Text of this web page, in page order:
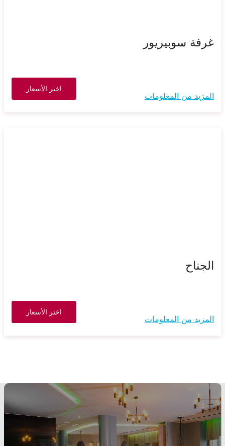
غرفة سوبيريور
المزيد من المعلومات
اختر الأسعار
الجناح
المزيد من المعلومات
اختر الأسعار